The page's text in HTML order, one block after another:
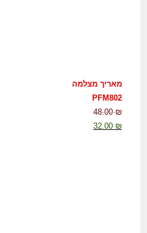
מאריך מצלמה
PFM802
48.00₪
32.00 ₪